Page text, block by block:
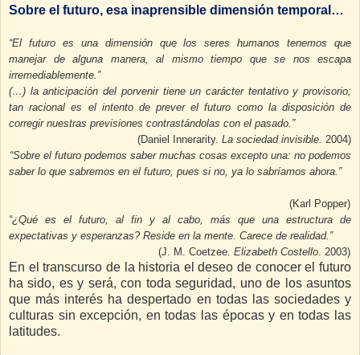
Sobre el futuro, esa inaprensible dimensión temporal…
“El futuro es una dimensión que los seres humanos tenemos que
manejar de alguna manera, al mismo tiempo que se nos escapa
irremediablemente.”
(…) la anticipación del porvenir tiene un carácter tentativo y provisorio;
tan racional es el intento de prever el futuro como la disposición de
corregir nuestras previsiones contrastándolas con el pasado.”
(Daniel Innerarity. La sociedad invisible. 2004)
“Sobre el futuro podemos saber muchas cosas excepto una: no podemos
saber lo que sabremos en el futuro, pues si no, ya lo sabríamos ahora.”
(Karl Popper)
“¿Qué es el futuro, al fin y al cabo, más que una estructura de
expectativas y esperanzas? Reside en la mente. Carece de realidad.”
(J. M. Coetzee. Elizabeth Costello . 2003)
En el transcurso de la historia el deseo de conocer el futuro
ha sido, es y será, con toda seguridad, uno de los asuntos
que más interés ha despertado en todas las sociedades y
culturas sin excepción, en todas las épocas y en todas las
latitudes.